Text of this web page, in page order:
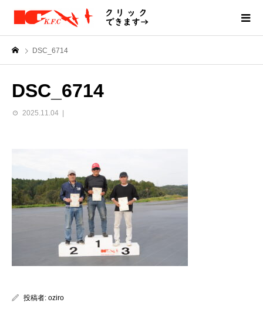
DSC_6714
DSC_6714
2025.11.04
投稿者: oziro